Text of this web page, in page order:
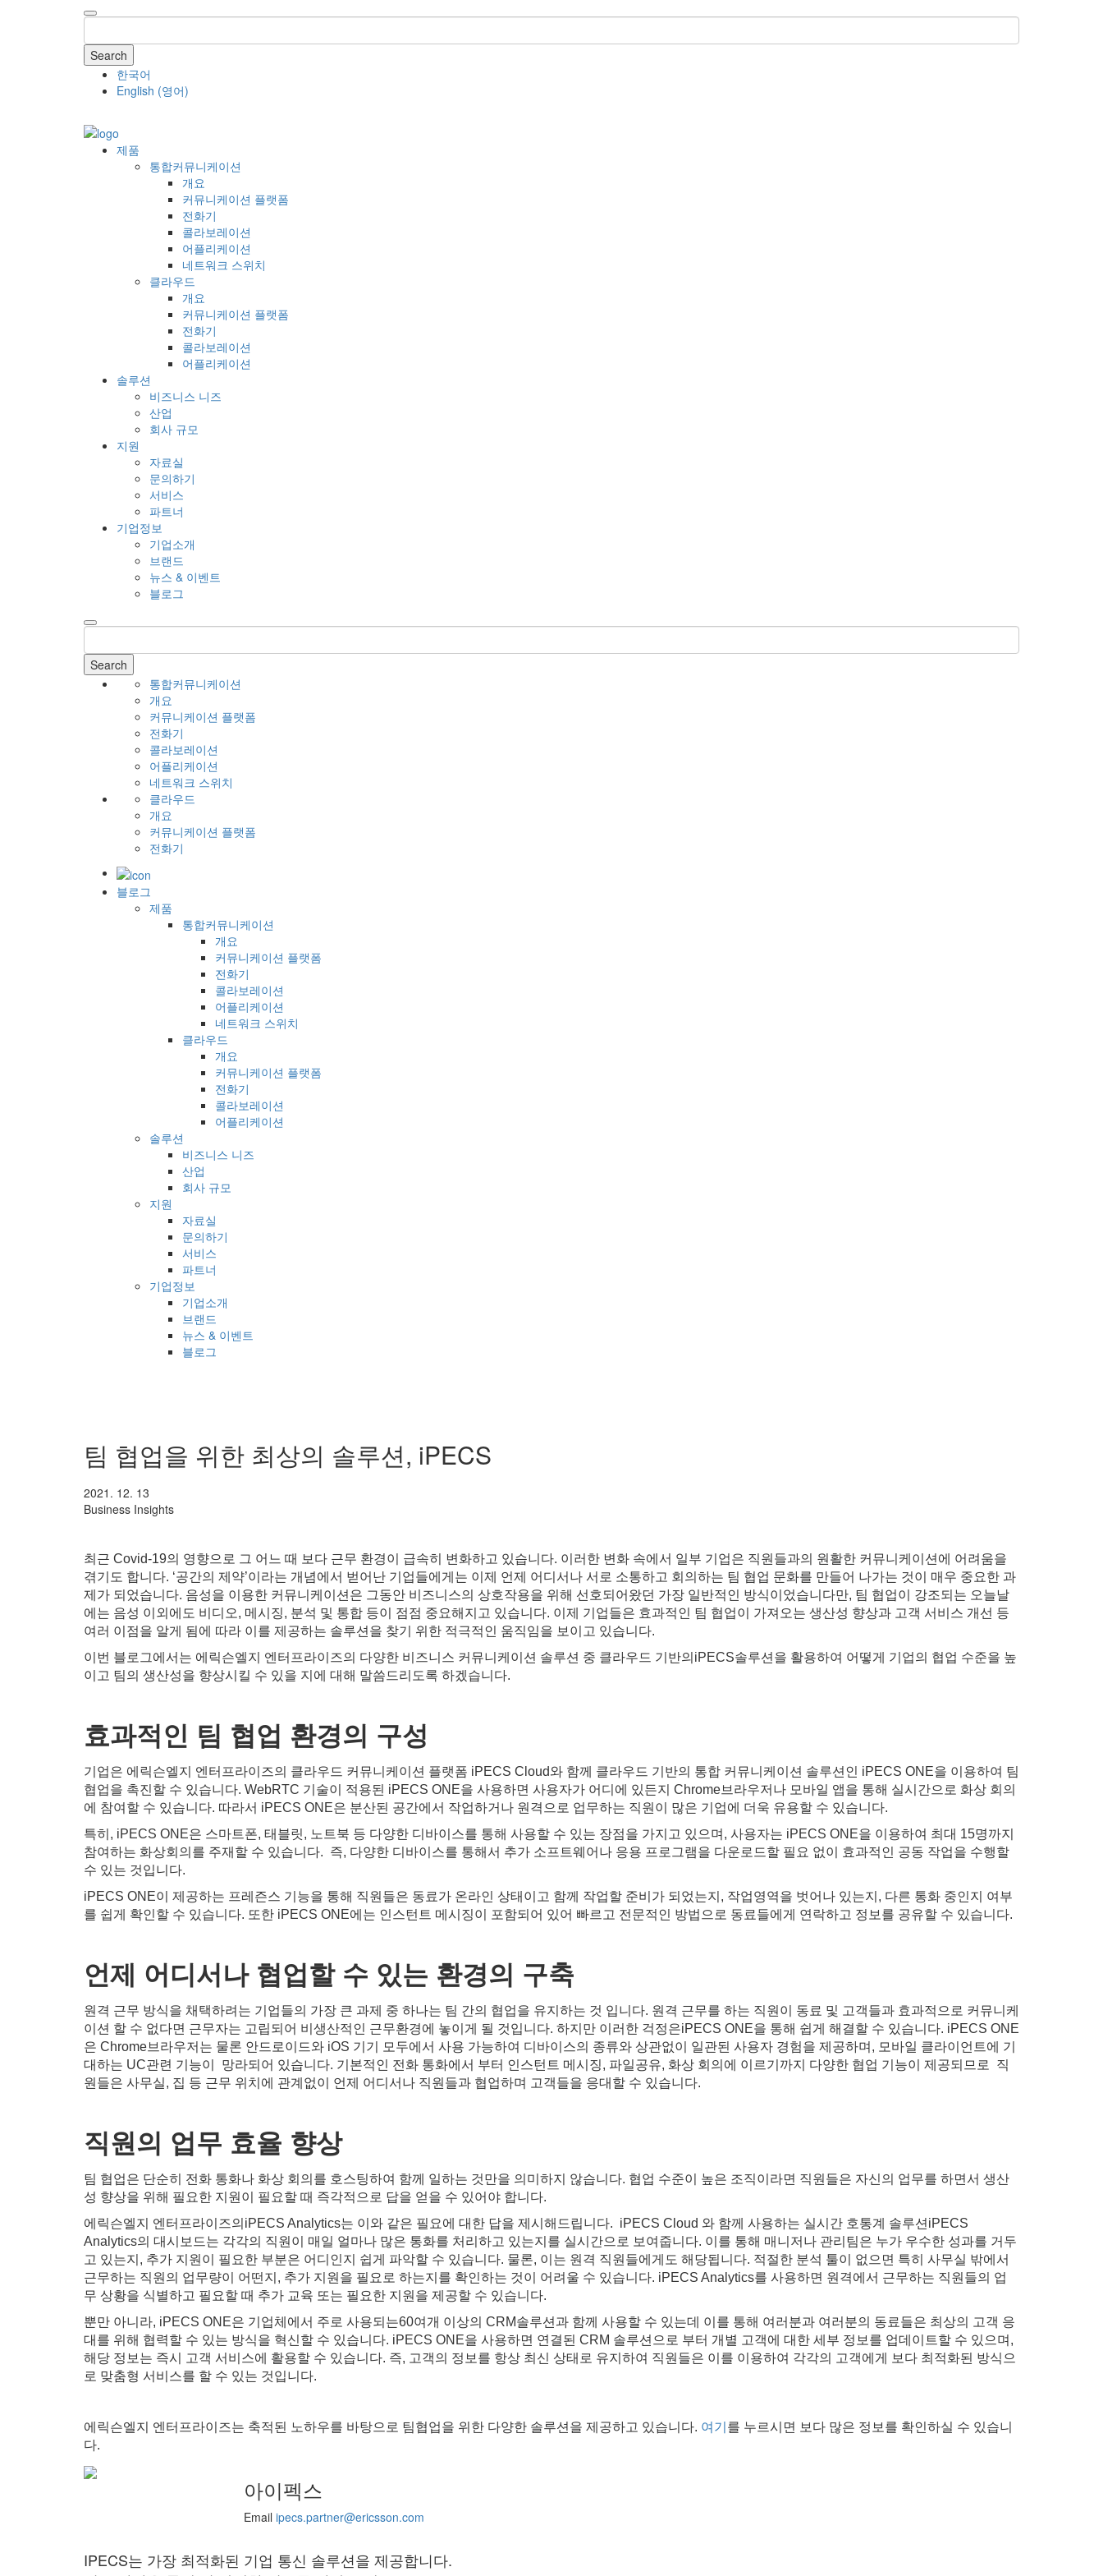
Search
한국어
English (영어)
제품
통합커뮤니케이션
개요
커뮤니케이션 플랫폼
전화기
콜라보레이션
어플리케이션
네트워크 스위치
클라우드
개요
커뮤니케이션 플랫폼
전화기
콜라보레이션
어플리케이션
솔루션
비즈니스 니즈
산업
회사 규모
지원
자료실
문의하기
서비스
파트너
기업정보
기업소개
브랜드
뉴스 & 이벤트
블로그
Search
통합커뮤니케이션
개요
커뮤니케이션 플랫폼
전화기
콜라보레이션
어플리케이션
네트워크 스위치
클라우드
개요
커뮤니케이션 플랫폼
전화기
블로그
제품
통합커뮤니케이션
개요
커뮤니케이션 플랫폼
전화기
콜라보레이션
어플리케이션
네트워크 스위치
클라우드
개요
커뮤니케이션 플랫폼
전화기
콜라보레이션
어플리케이션
솔루션
비즈니스 니즈
산업
회사 규모
지원
자료실
문의하기
서비스
파트너
기업정보
기업소개
브랜드
뉴스 & 이벤트
블로그
팀 협업을 위한 최상의 솔루션, iPECS
2021. 12. 13
Business Insights
최근 Covid-19의 영향으로 그 어느 때 보다 근무 환경이 급속히 변화하고 있습니다. 이러한 변화 속에서 일부 기업은 직원들과의 원활한 커뮤니케이션에 어려움을
겪기도 합니다. ‘공간의 제약’이라는 개념에서 벋어난 기업들에게는 이제 언제 어디서나 서로 소통하고 회의하는 팀 협업 문화를 만들어 나가는 것이 매우 중요한 과
제가 되었습니다. 음성을 이용한 커뮤니케이션은 그동안 비즈니스의 상호작용을 위해 선호되어왔던 가장 일반적인 방식이었습니다만, 팀 협업이 강조되는 오늘날
에는 음성 이외에도 비디오, 메시징, 분석 및 통합 등이 점점 중요해지고 있습니다. 이제 기업들은 효과적인 팀 협업이 가져오는 생산성 향상과 고객 서비스 개선 등
여러 이점을 알게 됨에 따라 이를 제공하는 솔루션을 찾기 위한 적극적인 움직임을 보이고 있습니다.
이번 블로그에서는 에릭슨엘지 엔터프라이즈의 다양한 비즈니스 커뮤니케이션 솔루션 중 클라우드 기반의iPECS솔루션을 활용하여 어떻게 기업의 협업 수준을 높
이고 팀의 생산성을 향상시킬 수 있을 지에 대해 말씀드리도록 하겠습니다.
효과적인 팀 협업 환경의 구성
기업은 에릭슨엘지 엔터프라이즈의 클라우드 커뮤니케이션 플랫폼 iPECS Cloud와 함께 클라우드 기반의 통합 커뮤니케이션 솔루션인 iPECS ONE을 이용하여 팀
협업을 촉진할 수 있습니다. WebRTC 기술이 적용된 iPECS ONE을 사용하면 사용자가 어디에 있든지 Chrome브라우저나 모바일 앱을 통해 실시간으로 화상 회의
에 참여할 수 있습니다. 따라서 iPECS ONE은 분산된 공간에서 작업하거나 원격으로 업무하는 직원이 많은 기업에 더욱 유용할 수 있습니다.
특히, iPECS ONE은 스마트폰, 태블릿, 노트북 등 다양한 디바이스를 통해 사용할 수 있는 장점을 가지고 있으며, 사용자는 iPECS ONE을 이용하여 최대 15명까지
참여하는 화상회의를 주재할 수 있습니다. 즉, 다양한 디바이스를 통해서 추가 소프트웨어나 응용 프로그램을 다운로드할 필요 없이 효과적인 공동 작업을 수행할
수 있는 것입니다.
iPECS ONE이 제공하는 프레즌스 기능을 통해 직원들은 동료가 온라인 상태이고 함께 작업할 준비가 되었는지, 작업영역을 벗어나 있는지, 다른 통화 중인지 여부
를 쉽게 확인할 수 있습니다. 또한 iPECS ONE에는 인스턴트 메시징이 포함되어 있어 빠르고 전문적인 방법으로 동료들에게 연락하고 정보를 공유할 수 있습니다.
언제 어디서나 협업할 수 있는 환경의 구축
원격 근무 방식을 채택하려는 기업들의 가장 큰 과제 중 하나는 팀 간의 협업을 유지하는 것 입니다. 원격 근무를 하는 직원이 동료 및 고객들과 효과적으로 커뮤니케
이션 할 수 없다면 근무자는 고립되어 비생산적인 근무환경에 놓이게 될 것입니다. 하지만 이러한 걱정은iPECS ONE을 통해 쉽게 해결할 수 있습니다. iPECS ONE
은 Chrome브라우저는 물론 안드로이드와 iOS 기기 모두에서 사용 가능하여 디바이스의 종류와 상관없이 일관된 사용자 경험을 제공하며, 모바일 클라이언트에 기
대하는 UC관련 기능이 망라되어 있습니다. 기본적인 전화 통화에서 부터 인스턴트 메시징, 파일공유, 화상 회의에 이르기까지 다양한 협업 기능이 제공되므로 직
원들은 사무실, 집 등 근무 위치에 관계없이 언제 어디서나 직원들과 협업하며 고객들을 응대할 수 있습니다.
직원의 업무 효율 향상
팀 협업은 단순히 전화 통화나 화상 회의를 호스팅하여 함께 일하는 것만을 의미하지 않습니다. 협업 수준이 높은 조직이라면 직원들은 자신의 업무를 하면서 생산
성 향상을 위해 필요한 지원이 필요할 때 즉각적으로 답을 얻을 수 있어야 합니다.
에릭슨엘지 엔터프라이즈의iPECS Analytics는 이와 같은 필요에 대한 답을 제시해드립니다. iPECS Cloud 와 함께 사용하는 실시간 호통계 솔루션iPECS
Analytics의 대시보드는 각각의 직원이 매일 얼마나 많은 통화를 처리하고 있는지를 실시간으로 보여줍니다. 이를 통해 매니저나 관리팀은 누가 우수한 성과를 거두
고 있는지, 추가 지원이 필요한 부분은 어디인지 쉽게 파악할 수 있습니다. 물론, 이는 원격 직원들에게도 해당됩니다. 적절한 분석 툴이 없으면 특히 사무실 밖에서
근무하는 직원의 업무량이 어떤지, 추가 지원을 필요로 하는지를 확인하는 것이 어려울 수 있습니다. iPECS Analytics를 사용하면 원격에서 근무하는 직원들의 업
무 상황을 식별하고 필요할 때 추가 교육 또는 필요한 지원을 제공할 수 있습니다.
뿐만 아니라, iPECS ONE은 기업체에서 주로 사용되는60여개 이상의 CRM솔루션과 함께 사용할 수 있는데 이를 통해 여러분과 여러분의 동료들은 최상의 고객 응
대를 위해 협력할 수 있는 방식을 혁신할 수 있습니다. iPECS ONE을 사용하면 연결된 CRM 솔루션으로 부터 개별 고객에 대한 세부 정보를 업데이트할 수 있으며,
해당 정보는 즉시 고객 서비스에 활용할 수 있습니다. 즉, 고객의 정보를 항상 최신 상태로 유지하여 직원들은 이를 이용하여 각각의 고객에게 보다 최적화된 방식으
로 맞춤형 서비스를 할 수 있는 것입니다.
에릭슨엘지 엔터프라이즈는 축적된 노하우를 바탕으로 팀협업을 위한 다양한 솔루션을 제공하고 있습니다. 여기 를 누르시면 보다 많은 정보를 확인하실 수 있습니
다.
아이펙스
Email ipecs.partner@ericsson.com
IPECS는 가장 최적화된 기업 통신 솔루션을 제공합니다.